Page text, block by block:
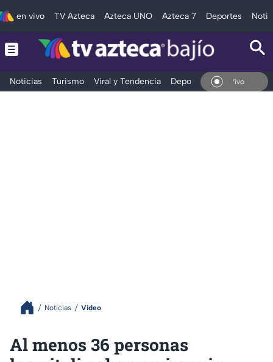
en vivo TV Azteca Azteca UNO Azteca 7 Deportes
Noticias Turismo Viral y Tendencia Deportes Espectáculos
En Vivo
Noticias Video
Al menos 36 personas